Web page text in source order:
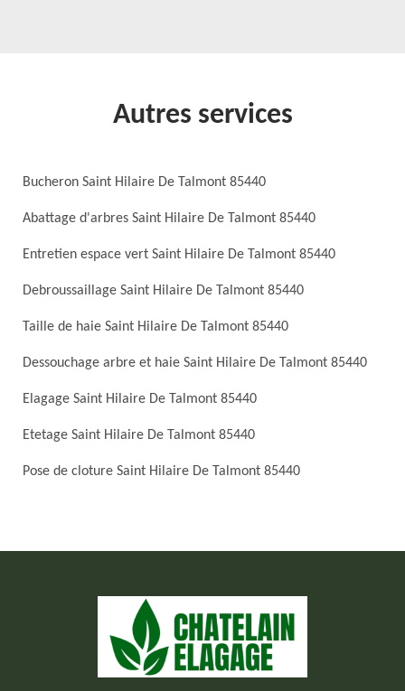
Autres services
Bucheron Saint Hilaire De Talmont 85440
Abattage d'arbres Saint Hilaire De Talmont 85440
Entretien espace vert Saint Hilaire De Talmont 85440
Debroussaillage Saint Hilaire De Talmont 85440
Taille de haie Saint Hilaire De Talmont 85440
Dessouchage arbre et haie Saint Hilaire De Talmont 85440
Elagage Saint Hilaire De Talmont 85440
Etetage Saint Hilaire De Talmont 85440
Pose de cloture Saint Hilaire De Talmont 85440